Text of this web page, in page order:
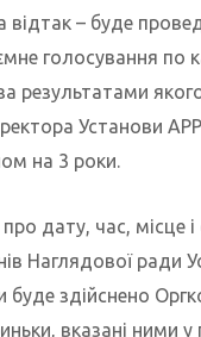
відтак – буде
голосування по
результатами
Установи
на 3 роки.
дату, час, місце
Наглядової ради
буде здійснено
вказані ними